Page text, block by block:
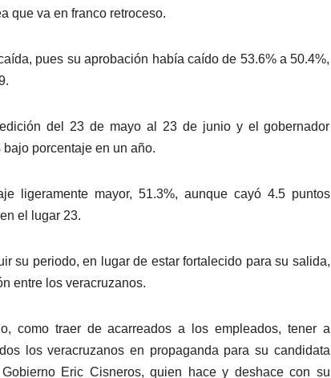
que va en franco retroceso.
pues su aprobación había caído de 53.6% a 50.4%,
del 23 de mayo al 23 de junio y el gobernador
porcentaje en un año.
ligeramente mayor, 51.3%, aunque cayó 4.5 puntos
el lugar 23.
su periodo, en lugar de estar fortalecido para su salida,
entre los veracruzanos.
como traer de acarreados a los empleados, tener a
los veracruzanos en propaganda para su candidata
Eric Cisneros, quien hace y deshace con su